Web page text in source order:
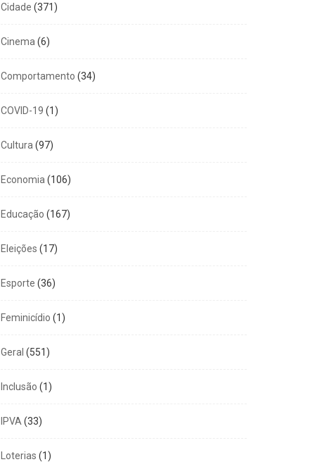
Cidade (371)
Cinema (6)
Comportamento (34)
COVID-19 (1)
Cultura (97)
Economia (106)
Educação (167)
Eleições (17)
Esporte (36)
Feminicídio (1)
Geral (551)
Inclusão (1)
IPVA (33)
Loterias (1)